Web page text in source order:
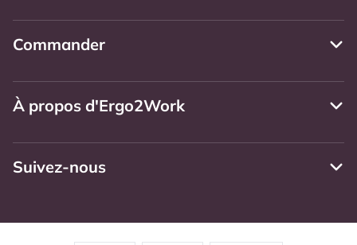
Commander
À propos d'Ergo2Work
Suivez-nous